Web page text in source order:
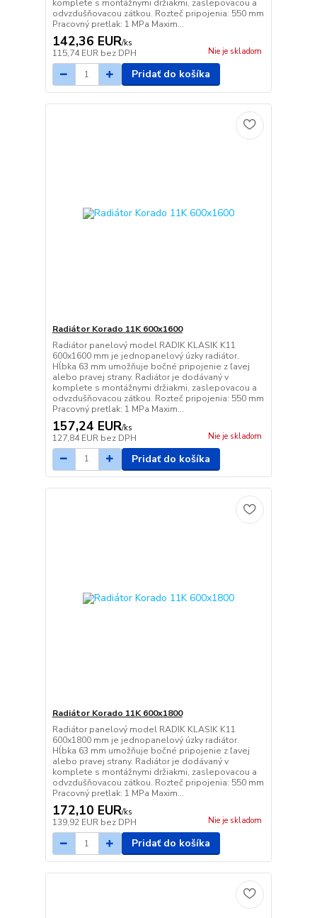
komplete s montážnymi držiakmi, zaslepovacou a
odvzdušňovacou zátkou. Rozteč pripojenia: 550 mm
Pracovný pretlak: 1 MPa Maxim...
142,36 EUR/ks
115,74 EUR bez DPH Nie je skladom
Pridať do košíka
Radiátor Korado 11K 600x1600
Radiátor panelový model RADIK KLASIK K11
600x1600 mm je jednopanelový úzky radiátor.
Hĺbka 63 mm umožňuje bočné pripojenie z ľavej
alebo pravej strany. Radiátor je dodávaný v
komplete s montážnymi držiakmi, zaslepovacou a
odvzdušňovacou zátkou. Rozteč pripojenia: 550 mm
Pracovný pretlak: 1 MPa Maxim...
157,24 EUR/ks
127,84 EUR bez DPH Nie je skladom
Pridať do košíka
Radiátor Korado 11K 600x1800
Radiátor panelový model RADIK KLASIK K11
600x1800 mm je jednopanelový úzky radiátor.
Hĺbka 63 mm umožňuje bočné pripojenie z ľavej
alebo pravej strany. Radiátor je dodávaný v
komplete s montážnymi držiakmi, zaslepovacou a
odvzdušňovacou zátkou. Rozteč pripojenia: 550 mm
Pracovný pretlak: 1 MPa Maxim...
172,10 EUR/ks
139,92 EUR bez DPH Nie je skladom
Pridať do košíka